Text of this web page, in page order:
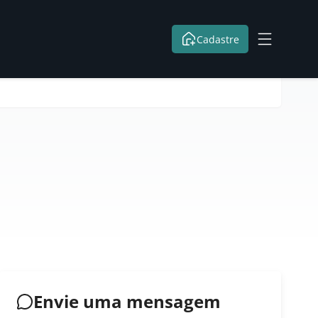
Cadastre
Envie uma mensagem